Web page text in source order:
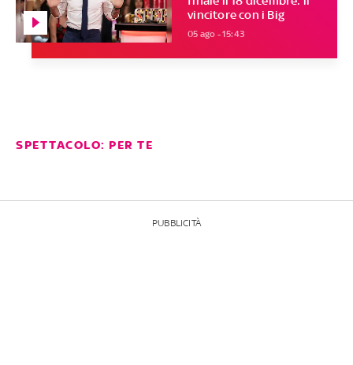
vincitore con i Big
05 ago - 15:43
SPETTACOLO: PER TE
PUBBLICITÀ